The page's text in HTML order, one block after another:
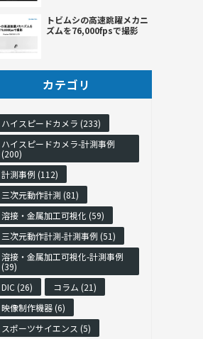
トビムシの高速跳躍メカニ
ズムを76,000fpsで撮影
カテゴリ
ハイスピードカメラ (233)
ハイスピードカメラ-計測事例
(200)
計測事例 (112)
三次元動作計測 (81)
溶接・金属加工可視化 (59)
三次元動作計測-計測事例 (51)
溶接・金属加工可視化-計測事例
(39)
DIC (26)
コラム (21)
映像制作機器 (6)
スポーツサイエンス (5)